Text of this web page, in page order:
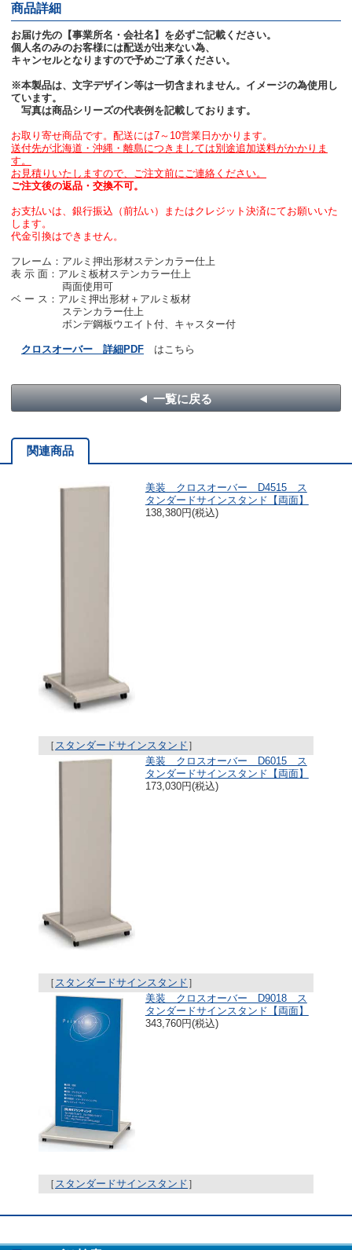
商品詳細
お届け先の【事業所名・会社名】を必ずご記載ください。
個人名のみのお客様には配送が出来ない為、
キャンセルとなりますので予めご了承ください。
※本製品は、文字デザイン等は一切含まれません。イメージの為使用し
ています。
写真は商品シリーズの代表例を記載しております。
お取り寄せ商品です。配送には7～10営業日かかります。
送付先が北海道・沖縄・離島につきましては別途追加送料がかかりま
す。
お見積りいたしますので、ご注文前にご連絡ください。
ご注文後の返品・交換不可。
お支払いは、銀行振込（前払い）またはクレジット決済にてお願いいた
します。
代金引換はできません。
フレーム：アルミ押出形材ステンカラー仕上
表 示 面：アルミ板材ステンカラー仕上
両面使用可
ベ ー ス：アルミ押出形材＋アルミ板材
ステンカラー仕上
ボンデ鋼板ウエイト付、キャスター付
クロスオーバー 詳細PDF はこちら
一覧に戻る
関連商品
美装 クロスオーバー D4515 ス
タンダードサインスタンド【両面】
138,380円(税込)
［ スタンダードサインスタンド ］
美装 クロスオーバー D6015 ス
タンダードサインスタンド【両面】
173,030円(税込)
［ スタンダードサインスタンド ］
美装 クロスオーバー D9018 ス
タンダードサインスタンド【両面】
343,760円(税込)
［ スタンダードサインスタンド ］